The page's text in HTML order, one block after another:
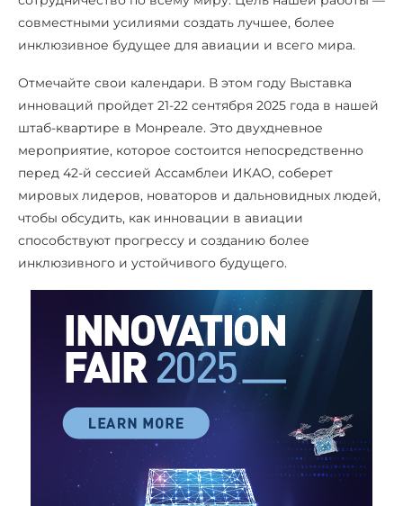
совместными усилиями создать лучшее, более
инклюзивное будущее для авиации и всего мира.
Отмечайте свои календари. В этом году Выставка
инноваций пройдет 21-22 сентября 2025 года в нашей
штаб-квартире в Монреале. Это двухдневное
мероприятие, которое состоится непосредственно
перед 42-й сессией Ассамблеи ИКАО, соберет
мировых лидеров, новаторов и дальновидных людей,
чтобы обсудить, как инновации в авиации
способствуют прогрессу и созданию более
инклюзивного и устойчивого будущего.